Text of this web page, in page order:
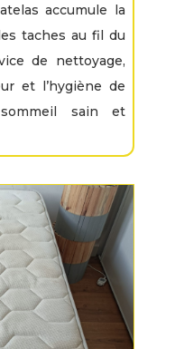
accumule la
taches au fil du
de nettoyage,
et l’hygiène de
sain et